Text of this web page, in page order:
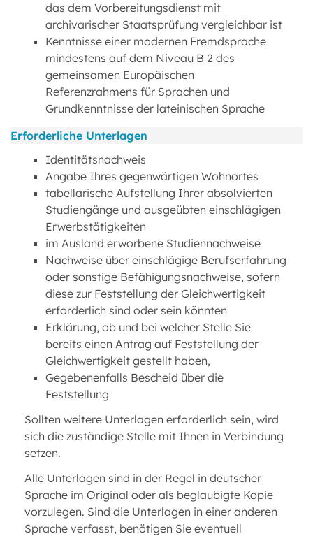
das dem Vorbereitungsdienst mit
archivarischer Staatsprüfung vergleichbar ist
Kenntnisse einer modernen Fremdsprache
mindestens auf dem Niveau B 2 des
gemeinsamen Europäischen
Referenzrahmens für Sprachen und
Grundkenntnisse der lateinischen Sprache
Erforderliche Unterlagen
Identitätsnachweis
Angabe Ihres gegenwärtigen Wohnortes
tabellarische Aufstellung Ihrer absolvierten
Studiengänge und ausgeübten einschlägigen
Erwerbstätigkeiten
im Ausland erworbene Studiennachweise
Nachweise über einschlägige Berufserfahrung
oder sonstige Befähigungsnachweise, sofern
diese zur Feststellung der Gleichwertigkeit
erforderlich sind oder sein könnten
Erklärung, ob und bei welcher Stelle Sie
bereits einen Antrag auf Feststellung der
Gleichwertigkeit gestellt haben,
Gegebenenfalls Bescheid über die
Feststellung
Sollten weitere Unterlagen erforderlich sein, wird
sich die zuständige Stelle mit Ihnen in Verbindung
setzen.
Alle Unterlagen sind in der Regel in deutscher
Sprache im Original oder als beglaubigte Kopie
vorzulegen. Sind die Unterlagen in einer anderen
Sprache verfasst, benötigen Sie eventuell